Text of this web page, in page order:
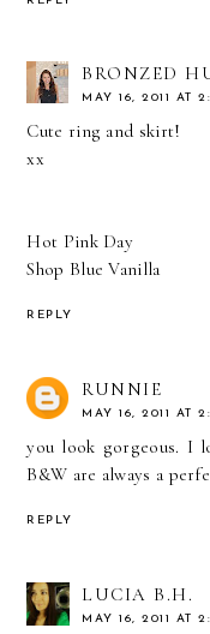
BRONZED
MAY 16, 2011 AT
Cute ring and skirt!
xx
Hot Pink Day
Shop Blue Vanilla
REPLY
RUNNIE
MAY 16, 2011 AT
you look gorgeous. I
B&W are always a
REPLY
LUCIA B.H.
MAY 16, 2011 AT